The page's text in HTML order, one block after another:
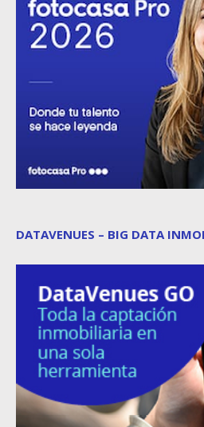
DATAVENUES – BIG DATA